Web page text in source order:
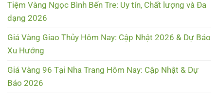
Tiệm Vàng Ngọc Bình Bến Tre: Uy tín, Chất lượng và Đa
dạng 2026
Giá Vàng Giao Thủy Hôm Nay: Cập Nhật 2026 & Dự Báo
Xu Hướng
Giá Vàng 96 Tại Nha Trang Hôm Nay: Cập Nhật & Dự
Báo 2026